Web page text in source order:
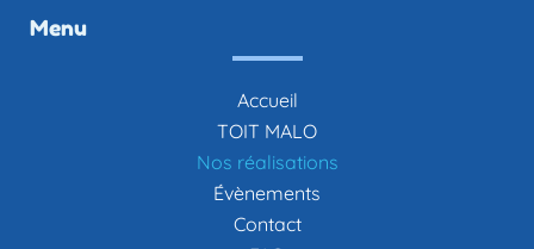
Menu
Accueil
TOIT MALO
Nos réalisations
Évènements
Contact